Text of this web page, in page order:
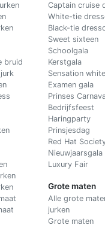
bruid
Captain cruise
White-tie
Black-tie
Sweet sixteen
Schoolgala
Kerstgala
Sensation white
Examen gala
Prinses
Bedrijfsfeest
Haringparty
Prinsjesdag
Red Hat
Nieuwjaarsgala
Luxury Fair
Grote maten
Alle grote
jurken
Grote maten